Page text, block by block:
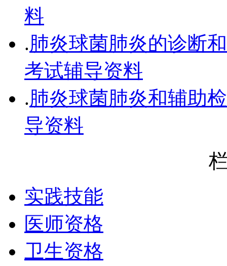
料
.肺炎球菌肺炎的诊断
考试辅导资料
.肺炎球菌肺炎和辅助
导资料
实践技能
医师资格
卫生资格